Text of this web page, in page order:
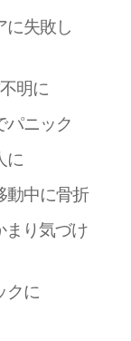
失敗し
明に
ニック
に
中に骨折
り気づけ
クに